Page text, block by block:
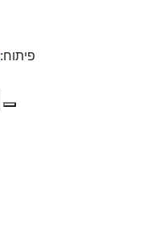
פיתוח: